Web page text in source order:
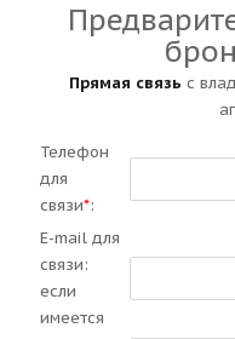
Прямая связь с
Телефон
для
связи*:
E-mail для
связи:
если
имеется